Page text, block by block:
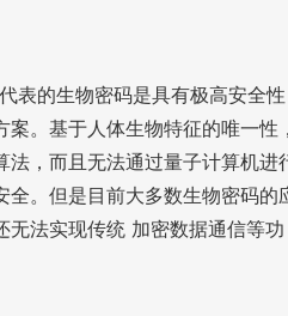
表的生物密码是具有极高安全性
案。基于人体生物特征的唯一性
法，而且无法通过量子计算机进
全。但是目前大多数生物密码的
无法实现传统 加密数据通信等功